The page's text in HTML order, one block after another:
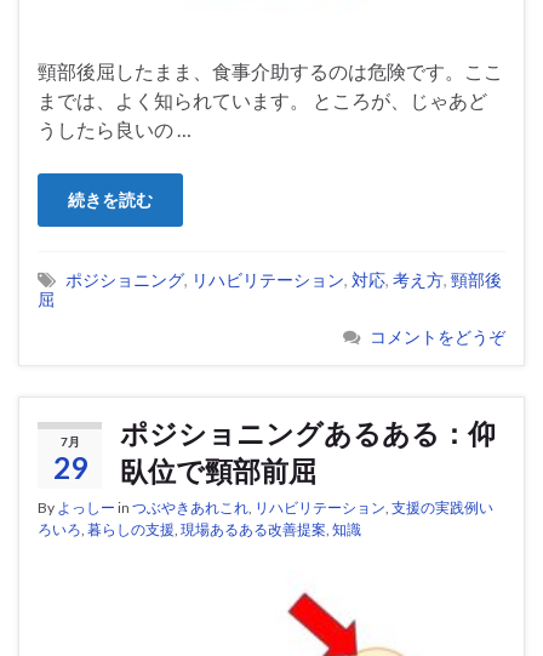
頸部後屈したまま、食事介助するのは危険です。ここ
までは、よく知られています。 ところが、じゃあど
うしたら良いの …
続きを読む
ポジショニング, リハビリテーション, 対応, 考え方, 頸部後
屈
コメントをどうぞ
7月
29
ポジショニングあるある：仰
臥位で頸部前屈
By よっしー in つぶやきあれこれ, リハビリテーション, 支援の実践例い
ろいろ, 暮らしの支援, 現場あるある改善提案, 知識